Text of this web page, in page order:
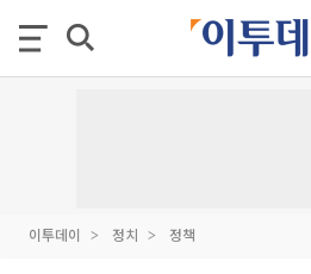
이투데이 정치 정책